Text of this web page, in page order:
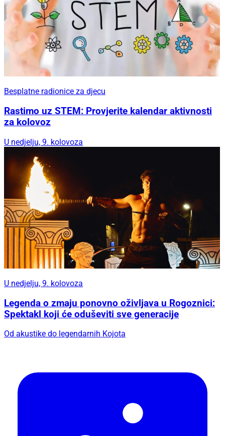
Besplatne radionice za djecu
Rastimo uz STEM: Provjerite kalendar aktivnosti
za kolovoz
U nedjelju, 9. kolovoza
U nedjelju, 9. kolovoza
Legenda o zmaju ponovno oživljava u Rogoznici:
Spektakl koji će oduševiti sve generacije
Od akustike do legendarnih Kojota